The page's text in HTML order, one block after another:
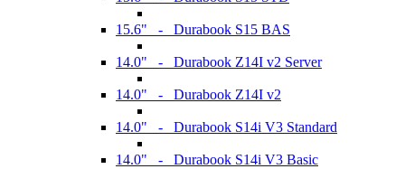
15.6" - Durabook S15 BAS
14.0" - Durabook Z14I v2 Server
14.0" - Durabook Z14I v2
14.0" - Durabook S14i V3 Standard
14.0" - Durabook S14i V3 Basic